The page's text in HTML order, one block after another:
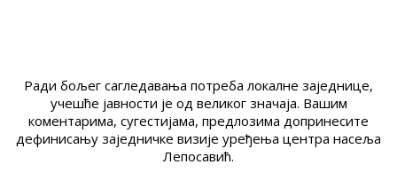
Ради бољег сагледавања потреба локалне заједнице,
учешће јавности је од великог значаја. Вашим
коментарима, сугестијама, предлозима допринесите
дефинисању заједничке визије уређења центра насеља
Лепосавић.